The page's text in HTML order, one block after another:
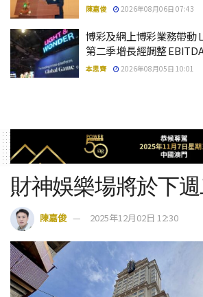
陳嘉俊 2026年08月06日 07:43
博彩及網上博彩業務帶動
第二季增長經調整
本思齊 2026年08月05日 10:01
財神娛樂場將於下
陳嘉俊 2025年12月02日 12:30